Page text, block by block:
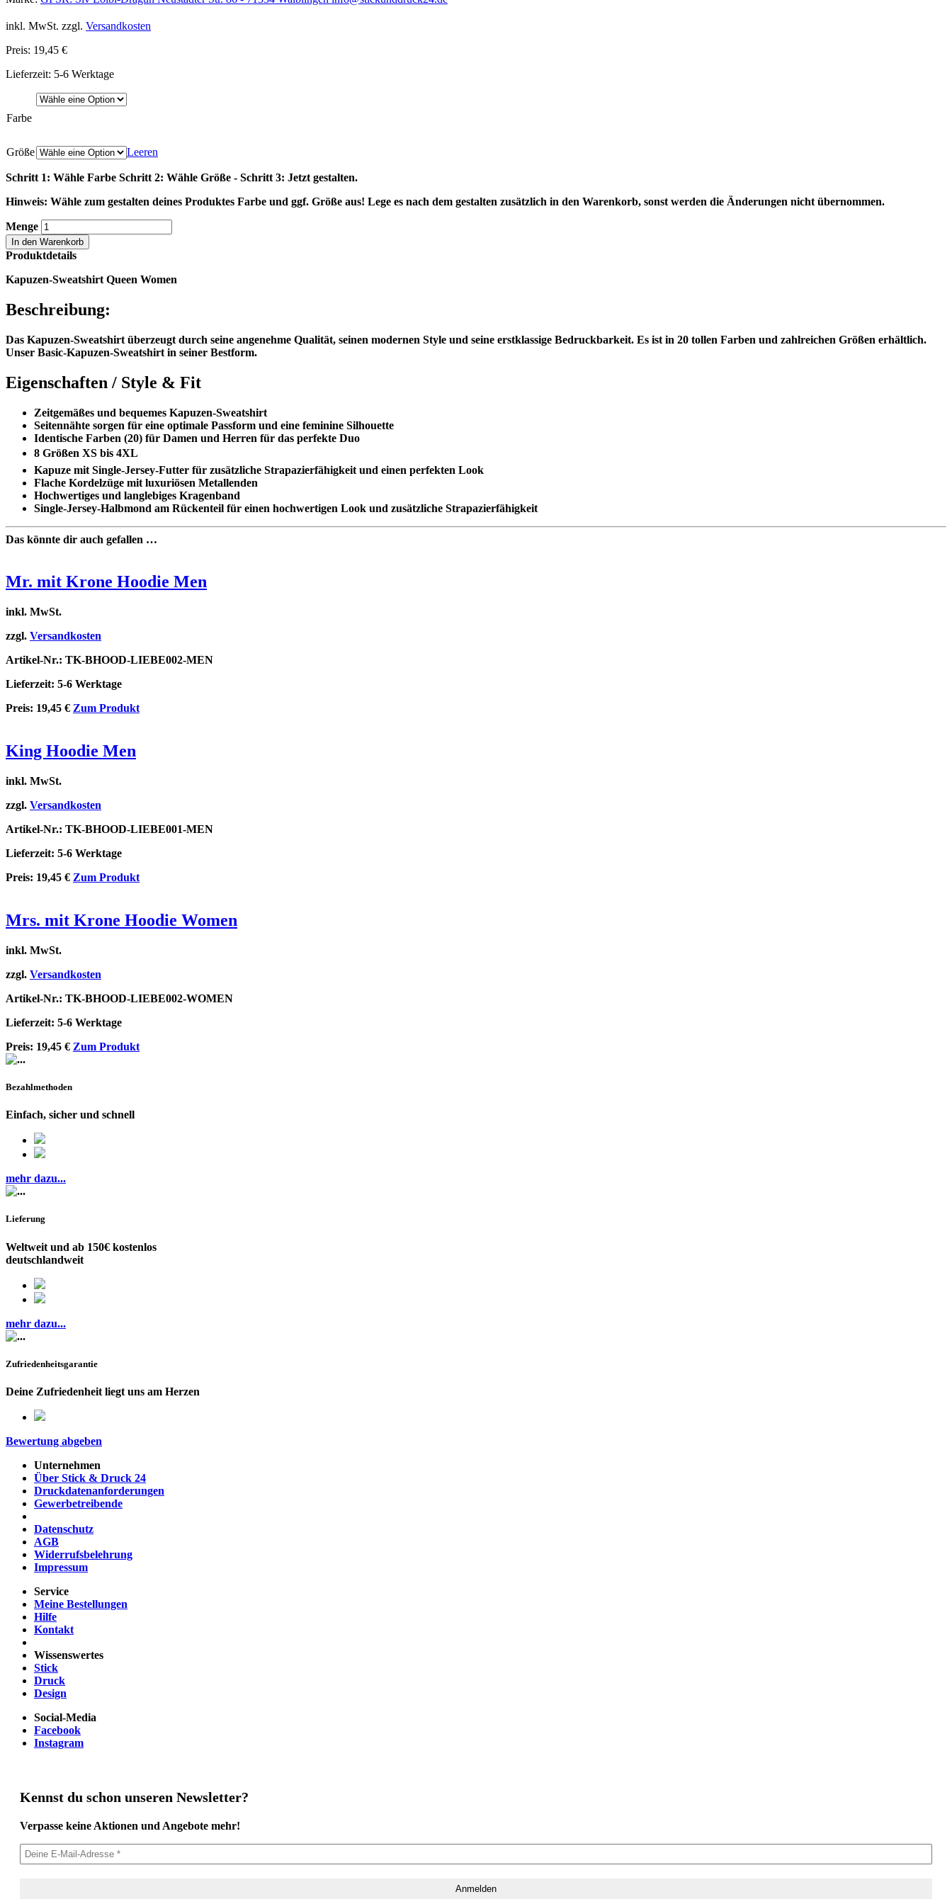
inkl. MwSt. zzgl. Versandkosten
Preis: 19,45 €
Lieferzeit: 5-6 Werktage
Farbe
Größe Leeren
Schritt 1: Wähle Farbe Schritt 2: Wähle Größe - Schritt 3: Jetzt gestalten.
Hinweis: Wähle zum gestalten deines Produktes Farbe und ggf. Größe aus! Lege es nach dem gestalten zusätzlich in den Warenkorb, sonst werden die Änderungen nicht übernommen.
Menge
In den Warenkorb
Produktdetails
Kapuzen-Sweatshirt Queen Women
Beschreibung:
Das Kapuzen-Sweatshirt überzeugt durch seine angenehme Qualität, seinen modernen Style und seine erstklassige Bedruckbarkeit. Es ist in 20 tollen Farben und zahlreichen Größen erhältlich.
Unser Basic-Kapuzen-Sweatshirt in seiner Bestform.
Eigenschaften / Style & Fit
Zeitgemäßes und bequemes Kapuzen-Sweatshirt
Seitennähte sorgen für eine optimale Passform und eine feminine Silhouette
Identische Farben (20) für Damen und Herren für das perfekte Duo
8 Größen XS bis 4XL
Kapuze mit Single-Jersey-Futter für zusätzliche Strapazierfähigkeit und einen perfekten Look
Flache Kordelzüge mit luxuriösen Metallenden
Hochwertiges und langlebiges Kragenband
Single-Jersey-Halbmond am Rückenteil für einen hochwertigen Look und zusätzliche Strapazierfähigkeit
Das könnte dir auch gefallen …
Mr. mit Krone Hoodie Men
inkl. MwSt.
zzgl. Versandkosten
Artikel-Nr.: TK-BHOOD-LIEBE002-MEN
Lieferzeit: 5-6 Werktage
Preis: 19,45 € Zum Produkt
King Hoodie Men
inkl. MwSt.
zzgl. Versandkosten
Artikel-Nr.: TK-BHOOD-LIEBE001-MEN
Lieferzeit: 5-6 Werktage
Preis: 19,45 € Zum Produkt
Mrs. mit Krone Hoodie Women
inkl. MwSt.
zzgl. Versandkosten
Artikel-Nr.: TK-BHOOD-LIEBE002-WOMEN
Lieferzeit: 5-6 Werktage
Preis: 19,45 € Zum Produkt
Bezahlmethoden
Einfach, sicher und schnell
mehr dazu...
Lieferung
Weltweit und ab 150€ kostenlos
deutschlandweit
mehr dazu...
Zufriedenheitsgarantie
Deine Zufriedenheit liegt uns am Herzen
Bewertung abgeben
Unternehmen
Über Stick & Druck 24
Druckdatenanforderungen
Gewerbetreibende
Datenschutz
AGB
Widerrufsbelehrung
Impressum
Service
Meine Bestellungen
Hilfe
Kontakt
Wissenswertes
Stick
Druck
Design
Social-Media
Facebook
Instagram
Kennst du schon unseren Newsletter?
Verpasse keine Aktionen und Angebote mehr!